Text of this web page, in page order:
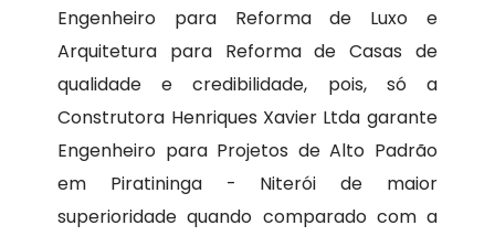
Engenheiro para Reforma de Luxo e
Arquitetura para Reforma de Casas de
qualidade e credibilidade, pois, só a
Construtora Henriques Xavier Ltda garante
Engenheiro para Projetos de Alto Padrão
em Piratininga - Niterói de maior
superioridade quando comparado com a